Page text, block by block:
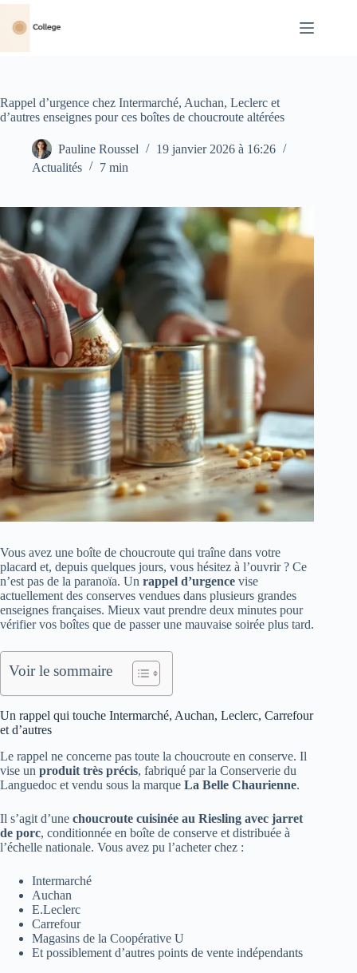
Passer
contenu
Rappel d’urgence chez Intermarché, Auchan, Leclerc et
d’autres enseignes pour ces boîtes de choucroute altérées
Pauline Roussel
19 janvier 2026 à 16:26
Actualités
7 min
Vous avez une boîte de choucroute qui traîne dans votre
placard et, depuis quelques jours, vous hésitez à l’ouvrir ? Ce
n’est pas de la paranoïa. Un rappel d’urgence vise
actuellement des conserves vendues dans plusieurs grandes
enseignes françaises. Mieux vaut prendre deux minutes pour
vérifier vos boîtes que de passer une mauvaise soirée plus tard.
Voir le sommaire
Un rappel qui touche Intermarché, Auchan, Leclerc, Carrefour
et d’autres
Le rappel ne concerne pas toute la choucroute en conserve. Il
vise un produit très précis, fabriqué par la Conserverie du
Languedoc et vendu sous la marque La Belle Chaurienne.
Il s’agit d’une choucroute cuisinée au Riesling avec jarret
de porc, conditionnée en boîte de conserve et distribuée à
l’échelle nationale. Vous avez pu l’acheter chez :
Intermarché
Auchan
E.Leclerc
Carrefour
Magasins de la Coopérative U
Et possiblement d’autres points de vente indépendants